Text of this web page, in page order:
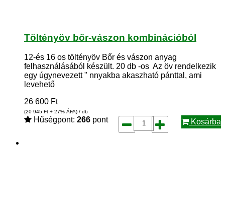
Töltényöv bőr-vászon kombinációból
12-és 16 os töltényöv Bőr és vászon anyag
felhasználásából készült. 20 db -os Az öv rendelkezik
egy úgynevezett " nnyakba akaszható pánttal, ami
levehető
26 600 Ft
(20 945 Ft + 27% ÁFA) / db
Hűségpont: 266 pont Kosárba